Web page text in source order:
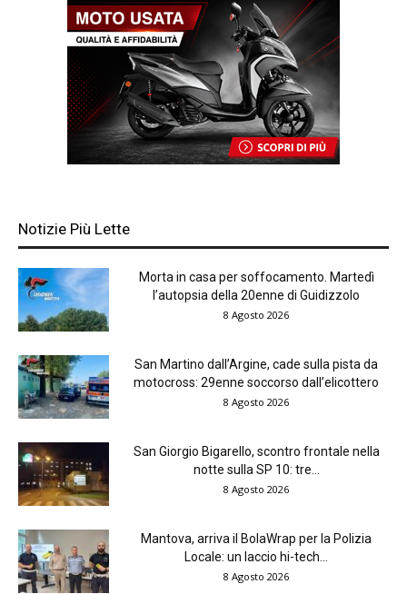
Notizie Più Lette
Morta in casa per soffocamento. Martedì
l’autopsia della 20enne di Guidizzolo
8 Agosto 2026
San Martino dall’Argine, cade sulla pista da
motocross: 29enne soccorso dall’elicottero
8 Agosto 2026
San Giorgio Bigarello, scontro frontale nella
notte sulla SP 10: tre...
8 Agosto 2026
Mantova, arriva il BolaWrap per la Polizia
Locale: un laccio hi-tech...
8 Agosto 2026